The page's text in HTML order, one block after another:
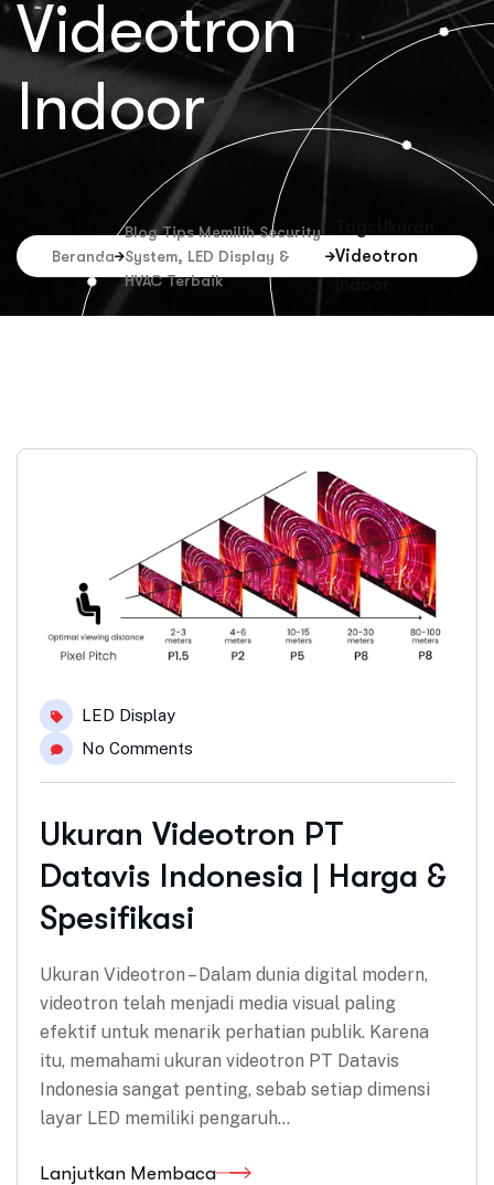
Videotron
Indoor
Beranda
Blog Tips Memilih Security
System, LED Display &
HVAC Terbaik
Videotron
LED Display
No Comments
Ukuran Videotron PT
Datavis Indonesia | Harga &
Spesifikasi
Ukuran Videotron – Dalam dunia digital modern,
videotron telah menjadi media visual paling
efektif untuk menarik perhatian publik. Karena
itu, memahami ukuran videotron PT Datavis
Indonesia sangat penting, sebab setiap dimensi
layar LED memiliki pengaruh…
Lanjutkan Membaca